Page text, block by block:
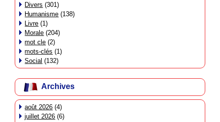
Divers (301)
Humanisme (138)
Livre (1)
Morale (204)
mot cle (2)
mots-clés (1)
Social (132)
Archives
août 2026 (4)
juillet 2026 (6)